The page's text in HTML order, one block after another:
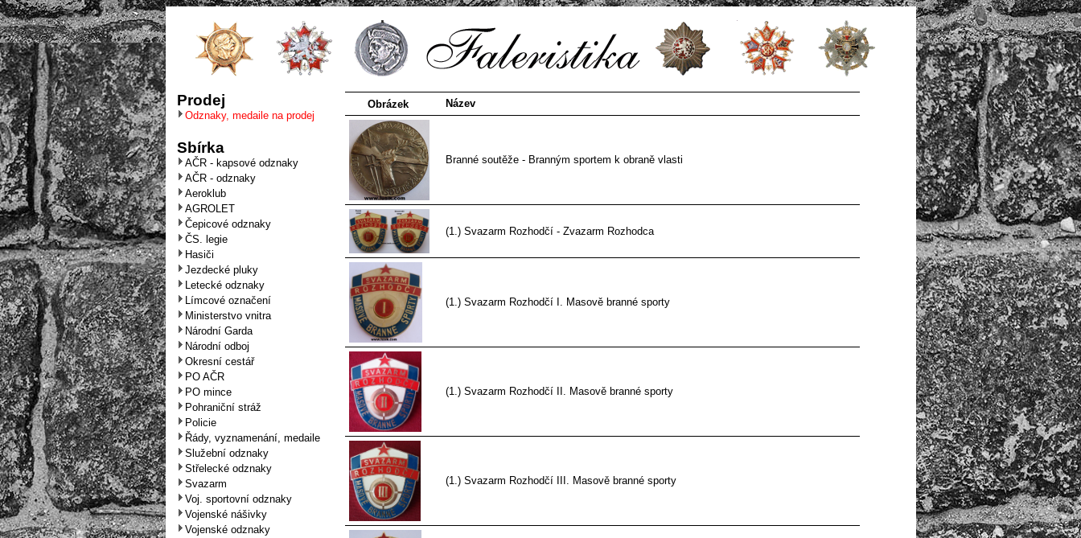
Prodej
Odznaky, medaile na prodej
Sbírka
AČR - kapsové odznaky
AČR - odznaky
Aeroklub
AGROLET
Čepicové odznaky
ČS. legie
Hasiči
Jezdecké pluky
Letecké odznaky
Límcové označení
Ministerstvo vnitra
Národní Garda
Národní odboj
Okresní cestář
PO AČR
PO mince
Pohraniční stráž
Policie
Řády, vyznamenání, medaile
Služební odznaky
Střelecké odznaky
Svazarm
Voj. sportovní odznaky
Vojenské nášivky
Vojenské odznaky
Obrázek Název
Branné soutěže - Branným sportem k obraně vlasti
(1.) Svazarm Rozhodčí - Zvazarm Rozhodca
(1.) Svazarm Rozhodčí I. Masově branné sporty
(1.) Svazarm Rozhodčí II. Masově branné sporty
(1.) Svazarm Rozhodčí III. Masově branné sporty